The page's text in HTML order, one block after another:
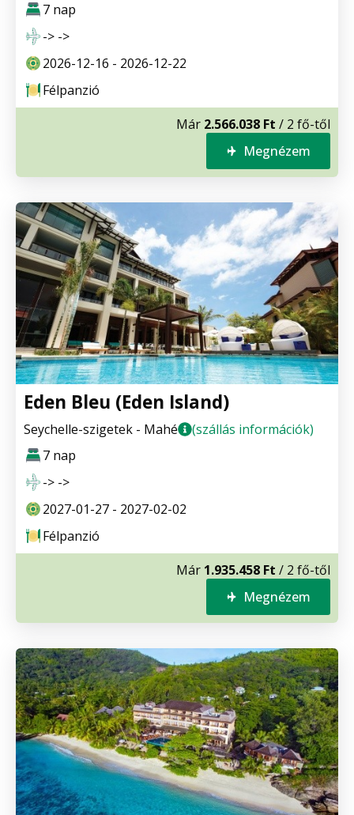
7 nap
-> ->
2026-12-16 - 2026-12-22
Félpanzió
Már 2.566.038 Ft / 2 fő-től
Megnézem
Eden Bleu (Eden Island)
Seychelle-szigetek - Mahé
(szállás információk)
7 nap
-> ->
2027-01-27 - 2027-02-02
Félpanzió
Már 1.935.458 Ft / 2 fő-től
Megnézem